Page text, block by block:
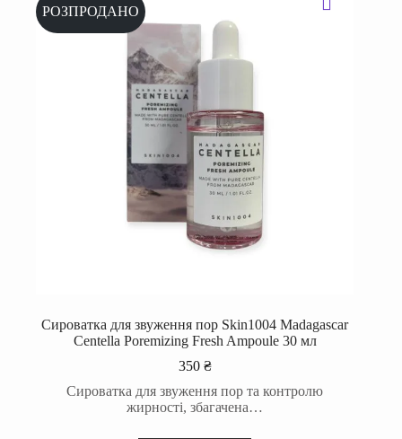
РОЗПРОДАНО
Сироватка для звуження пор Skin1004 Madagascar
Centella Poremizing Fresh Ampoule 30 мл
350 ₴
Сироватка для звуження пор та контролю
жирності, збагачена…